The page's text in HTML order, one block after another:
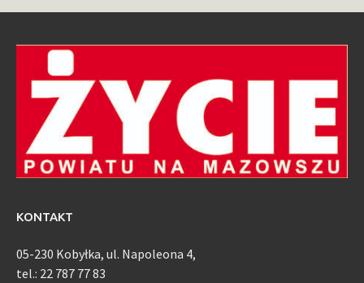
KONTAKT
05-230 Kobyłka, ul. Napoleona 4,
tel.: 22 787 77 83